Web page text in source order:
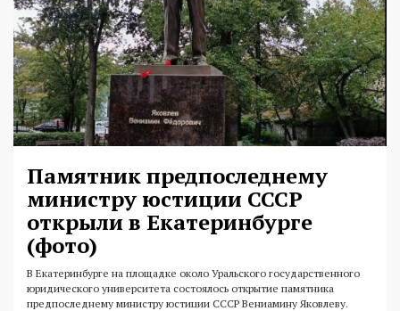
Памятник предпоследнему
министру юстиции СССР
открыли в Екатеринбурге
(фото)
В Екатеринбурге на площадке около Уральского государственного
юридического университета состоялось открытие памятника
предпоследнему министру юстиции СССР Вениамину Яковлеву.